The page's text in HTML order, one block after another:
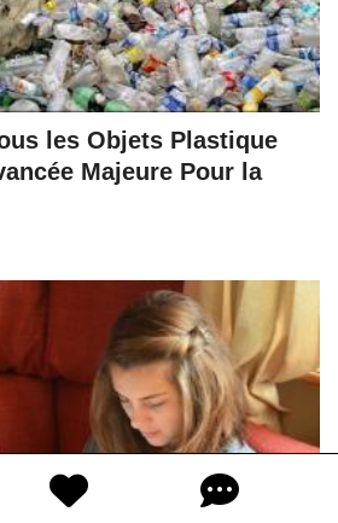
les Objets Plastique
Majeure Pour la